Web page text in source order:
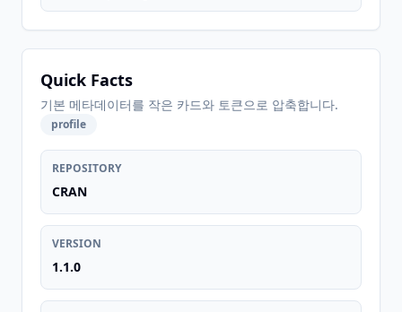
Quick Facts
기본 메타데이터를 작은 카드와 토큰으로 압축합니다.
profile
REPOSITORY
CRAN
VERSION
1.1.0